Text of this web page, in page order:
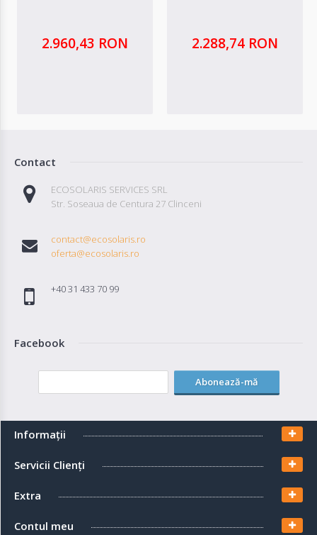
2.960,43 RON 2.288,74 RON
Contact
ECOSOLARIS SERVICES SRL
Str. Soseaua de Centura 27 Clinceni
contact@ecosolaris.ro
oferta@ecosolaris.ro
+40 31 433 70 99
Facebook
Abonează-mă
Informaţii
Servicii Clienţi
Extra
Contul meu